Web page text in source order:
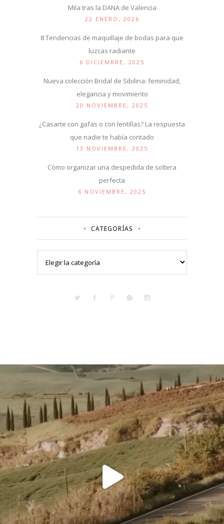
Mila tras la DANA de Valencia
22 ENERO, 2026
8 Tendencias de maquillaje de bodas para que
luzcas radiante
6 DICIEMBRE, 2025
Nueva colección Bridal de Sibilina: feminidad,
elegancia y movimiento
20 NOVIEMBRE, 2025
¿Casarte con gafas o con lentillas? La respuesta
que nadie te había contado
13 NOVIEMBRE, 2025
Cómo organizar una despedida de soltera
perfecta
6 NOVIEMBRE, 2025
CATEGORÍAS